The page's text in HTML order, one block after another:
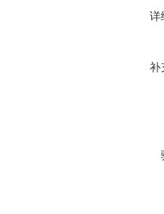
详
补